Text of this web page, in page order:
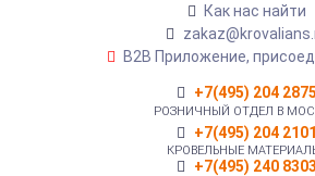
Как нас найти
B2B Приложение,
+7(495) 204 2875
РОЗНИЧНЫЙ ОТДЕЛ В
+7(495) 204 2101
КРОВЕЛЬНЫЕ
+7(495) 240 8303